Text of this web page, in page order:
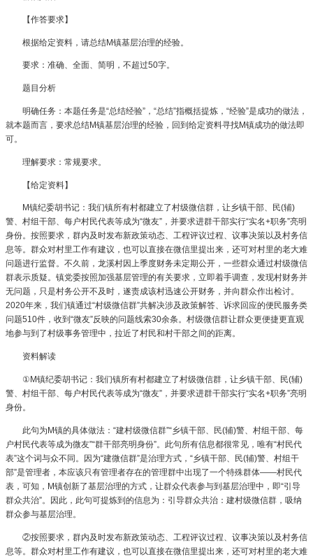
【作答要求】
根据给定资料，请总结M镇基层治理的经验。
要求：准确、全面、简明，不超过50字。
题目分析
明确任务：本题任务是“总结经验”，“总结”指概括提炼，“经验”是成功的做法，
就本题而言，要求总结M镇基层治理的经验，回到给定资料寻找M镇成功的做法即
可。
理解要求：常规要求。
【给定资料】
M镇纪委胡书记：我们镇所有村都建立了村级微信群，让乡镇干部、民(辅)
警、村组干部、每户村民代表等成为“微友”，并要求进群干部实行“实名+职务”亮明
身份。按照要求，群内及时发布新政策动态、工程评议过程、议事决策以及村务信
息等。群众对村里工作有建议，也可以直接在微信里提出来，还可对村里的老大难
问题进行监督。不久前，龙溪村因上季度财务未定期公开，一些群众通过村级微信
群表示质疑。镇党委按照加强基层管理的有关要求，立即着手调查，发现村财务并
无问题，只是村务公开不及时，遂责成该村迅速公开财务，并向群众作出检讨。
2020年来，我们镇通过“村级微信群”共解决涉及政策解答、诉求回应的便民服务类
问题510件，收到“微友”反映的问题线索30余条。村级微信群让群众更便捷更直观
地参与到了村级事务管理中，拉近了村民和村干部之间的距离。
资料解读
①M镇纪委胡书记：我们镇所有村都建立了村级微信群，让乡镇干部、民(辅)
警、村组干部、每户村民代表等成为“微友”，并要求进群干部实行“实名+职务”亮明
身份。
此句为M镇的具体做法：“建村级微信群”“乡镇干部、民(辅)警、村组干部、每
户村民代表等成为微友”“群干部亮明身份”。此句所有信息都很常见，唯有“村民代
表”这个词与众不同。因为“建微信群”是治理方式，“乡镇干部、民(辅)警、村组干
部”是管理者，本应该只有管理者存在的管理群中出现了一个特殊群体——村民代
表，可知，M镇创新了基层治理的方式，让群众代表参与到基层治理中，即“引导
群众共治”。因此，此句可提炼到的信息为：引导群众共治：建村级微信群，吸纳
群众参与基层治理。
②按照要求，群内及时发布新政策动态、工程评议过程、议事决策以及村务信
息等。群众对村里工作有建议，也可以直接在微信里提出来，还可对村里的老大难